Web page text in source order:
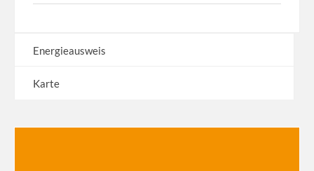
Energieausweis
Karte